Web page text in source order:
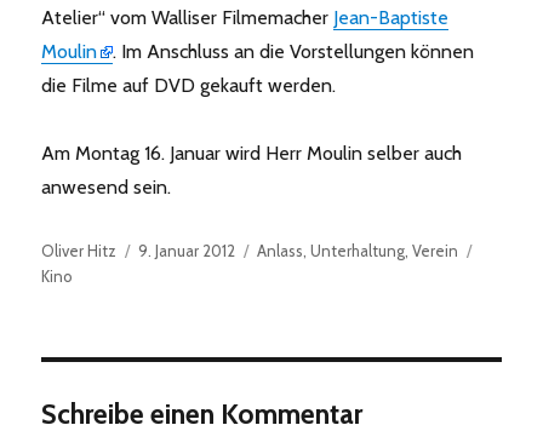
Atelier“ vom Walliser Filmemacher Jean-Baptiste
Moulin
. Im Anschluss an die Vorstellungen können
die Filme auf DVD gekauft werden.
Am Montag 16. Januar wird Herr Moulin selber auch
anwesend sein.
Autor
Oliver Hitz
Veröffentlicht
9. Januar 2012 Kategorien
Anlass ,Unterhaltung ,Verein
Kino
Schreibe einen Kommentar